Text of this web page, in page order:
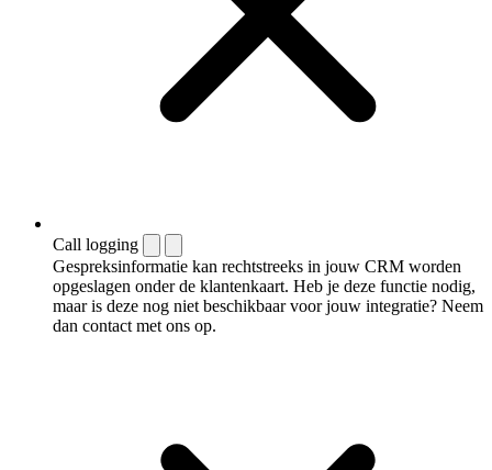
Call logging
Gespreksinformatie kan rechtstreeks in jouw CRM worden
opgeslagen onder de klantenkaart. Heb je deze functie nodig,
maar is deze nog niet beschikbaar voor jouw integratie? Neem
dan contact met ons op.